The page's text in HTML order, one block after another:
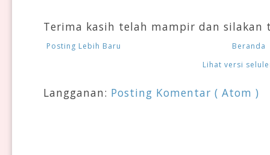
Terima kasih telah mampir dan silakan
Posting Lebih Baru
Beranda
Lihat versi
Langganan: Posting Komentar ( Atom )